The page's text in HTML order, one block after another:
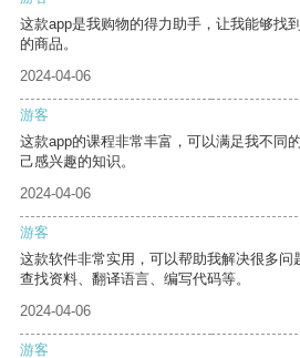
这款app是我购物的得力助手，让我能够找
的商品。
2024-04-06
游客
这款app的课程非常丰富，可以满足我不同
己感兴趣的知识。
2024-04-06
游客
这款软件非常实用，可以帮助我解决很多问
查找资料、翻译语言、编写代码等。
2024-04-06
游客